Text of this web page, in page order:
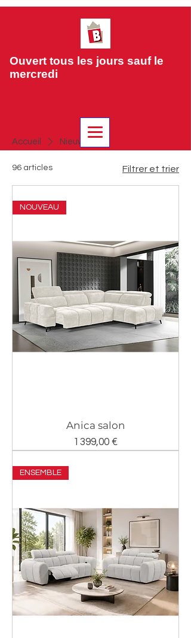
Ouvert tous les jours sauf le
mercredi
Accueil Nieuw
96 articles Filtrer et trier
NOUVEAU
Anica salon
Prix
1 399,00 €
ENSEMBLE